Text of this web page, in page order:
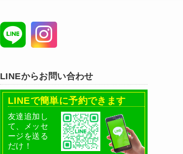
LINEからお問い合わせ
LINEで簡単に予約できます
友達追加し
て、メッセ
ージを送る
だけ！